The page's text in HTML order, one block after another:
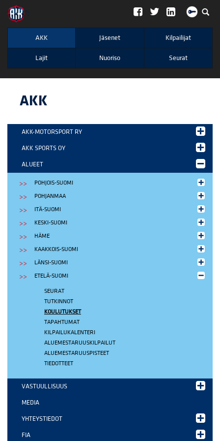
";
AKK Jäsenet Kilpailijat
Lajit Nuoriso Seurat
AKK
AKK-MOTORSPORT RY
AKK SPORTS OY
ALUEET
POHJOIS-SUOMI
POHJANMAA
ITÄ-SUOMI
KESKI-SUOMI
HÄME
KAAKKOIS-SUOMI
LÄNSI-SUOMI
ETELÄ-SUOMI
SEURAT
TUTKINNOT
KOULUTUKSET
TAPAHTUMAT
KILPAILUKALENTERI
ALUEMESTARUUSKILPAILUT
ALUEMESTARUUSPISTEET
TIEDOTTEET
VASTUULLISUUS
MEDIA
YHTEYSTIEDOT
FIA